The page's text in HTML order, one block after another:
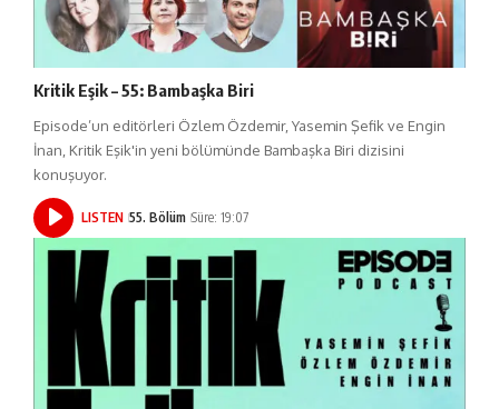
Kritik Eşik – 55: Bambaşka Biri
Episode’un editörleri Özlem Özdemir, Yasemin Şefik ve Engin
İnan, Kritik Eşik'in yeni bölümünde Bambaşka Biri dizisini
konuşuyor.
LISTEN 55. Bölüm Süre: 19:07